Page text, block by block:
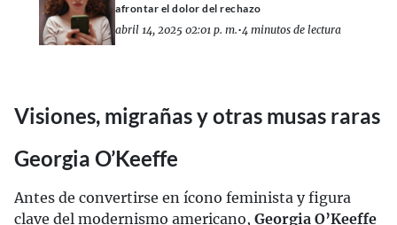
afrontar el dolor del rechazo
abril 14, 2025 02:01 p. m.•4 minutos de lectura
Visiones, migrañas y otras musas raras
Georgia O’Keeffe
Antes de convertirse en ícono feminista y figura
clave del modernismo americano, Georgia O’Keeffe